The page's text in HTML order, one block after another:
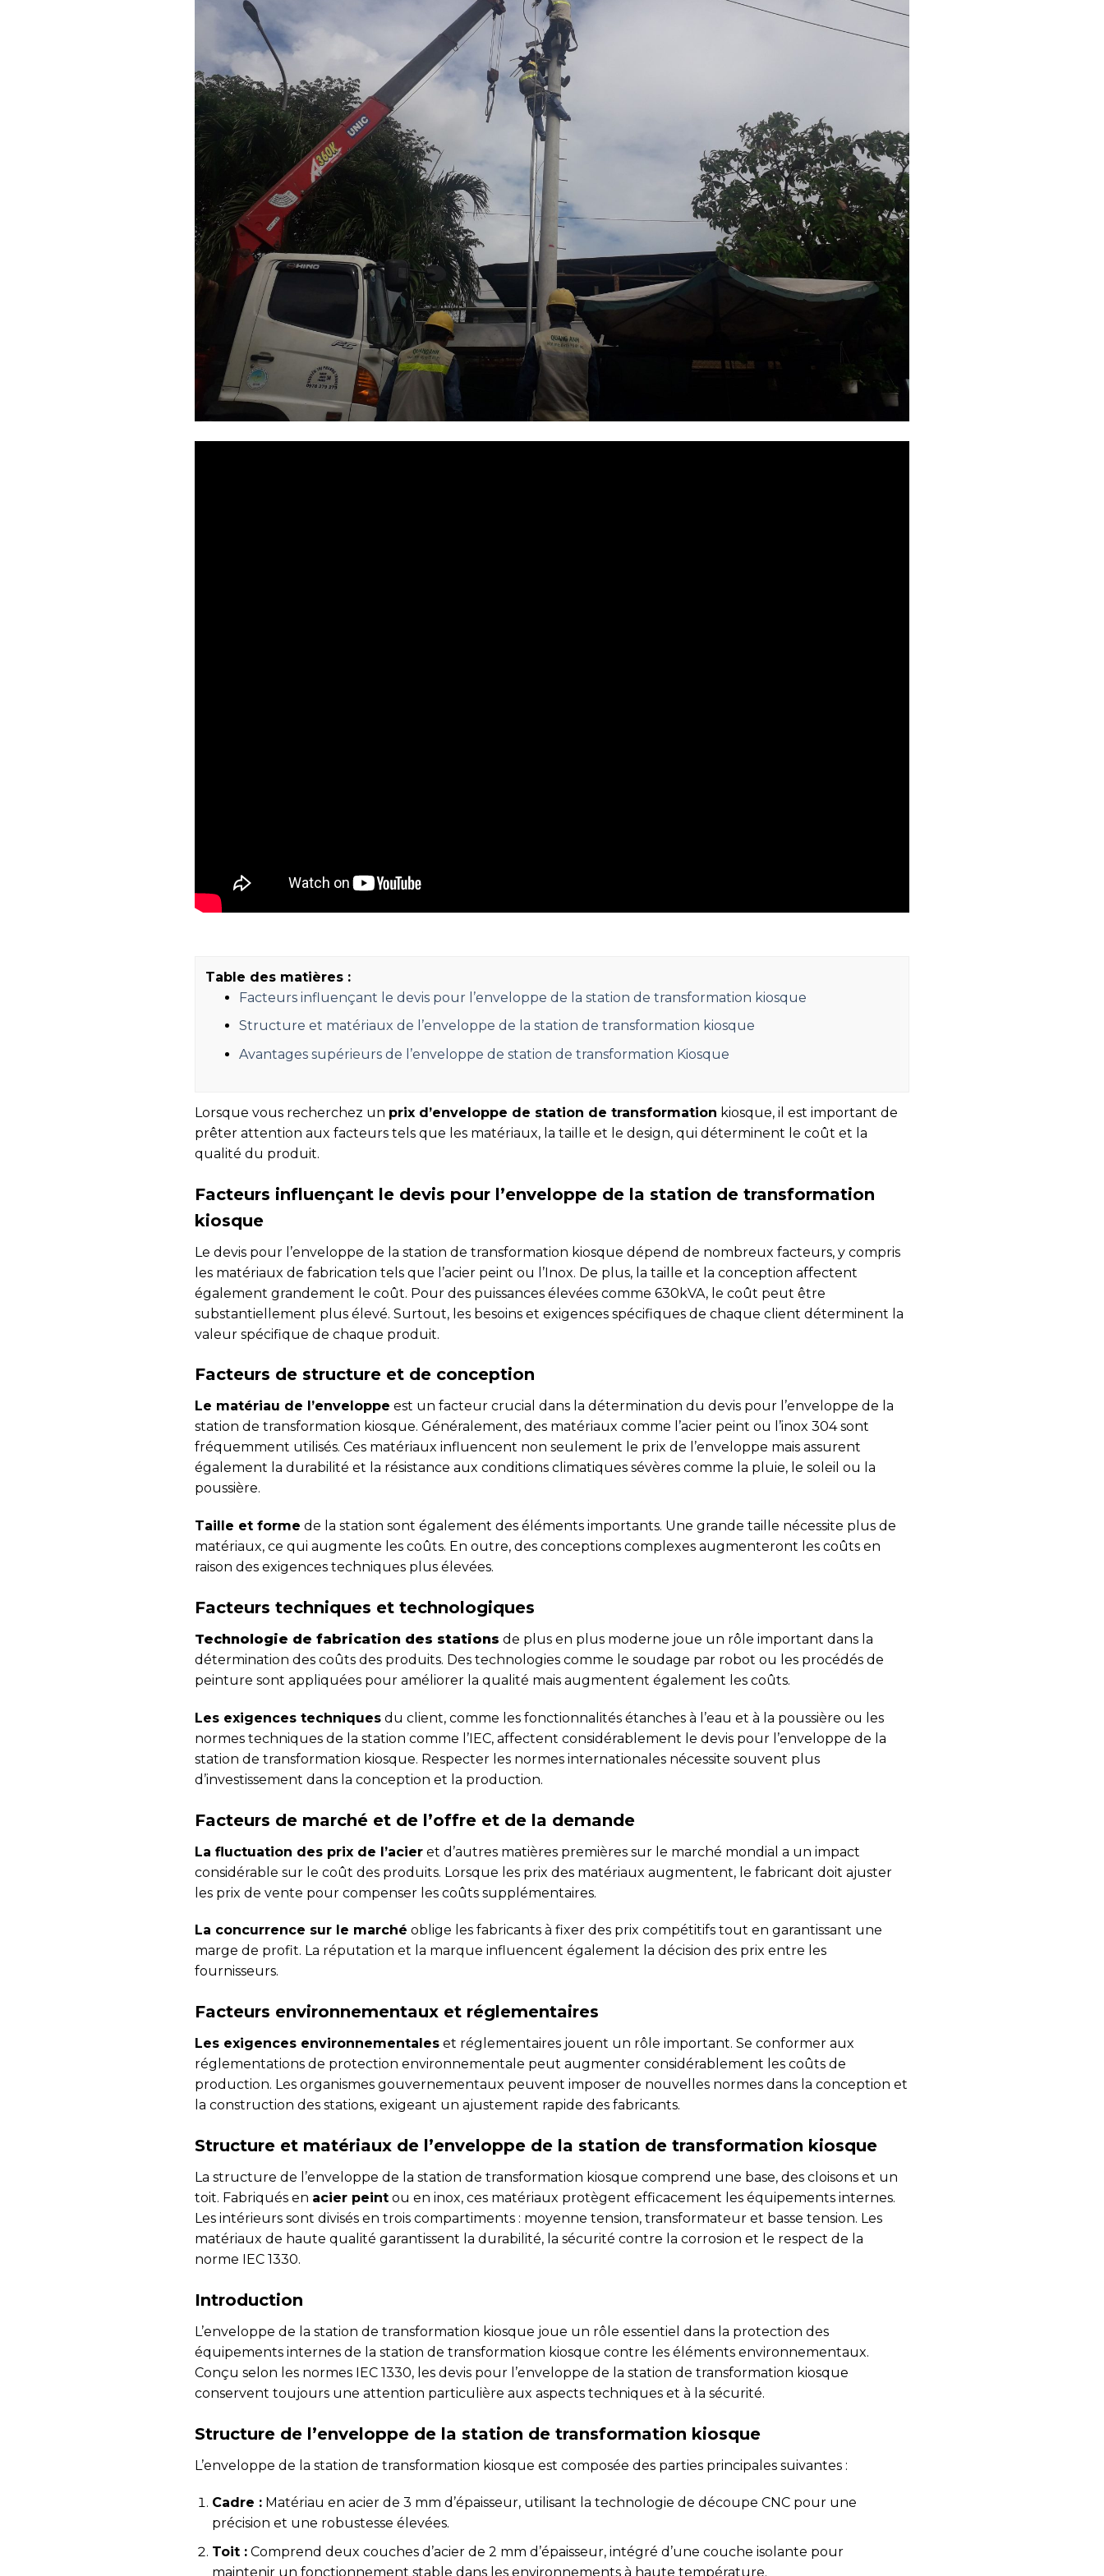
Table des matières :
Facteurs influençant le devis pour l’enveloppe de la station de transformation kiosque
Structure et matériaux de l’enveloppe de la station de transformation kiosque
Avantages supérieurs de l’enveloppe de station de transformation Kiosque
Lorsque vous recherchez un prix d’enveloppe de station de transformation kiosque, il est important de
prêter attention aux facteurs tels que les matériaux, la taille et le design, qui déterminent le coût et la
qualité du produit.
Facteurs influençant le devis pour l’enveloppe de la station de transformation
kiosque
Le devis pour l’enveloppe de la station de transformation kiosque dépend de nombreux facteurs, y compris
les matériaux de fabrication tels que l’acier peint ou l’Inox. De plus, la taille et la conception affectent
également grandement le coût. Pour des puissances élevées comme 630kVA, le coût peut être
substantiellement plus élevé. Surtout, les besoins et exigences spécifiques de chaque client déterminent la
valeur spécifique de chaque produit.
Facteurs de structure et de conception
Le matériau de l’enveloppe est un facteur crucial dans la détermination du devis pour l’enveloppe de la
station de transformation kiosque. Généralement, des matériaux comme l’acier peint ou l’inox 304 sont
fréquemment utilisés. Ces matériaux influencent non seulement le prix de l’enveloppe mais assurent
également la durabilité et la résistance aux conditions climatiques sévères comme la pluie, le soleil ou la
poussière.
Taille et forme de la station sont également des éléments importants. Une grande taille nécessite plus de
matériaux, ce qui augmente les coûts. En outre, des conceptions complexes augmenteront les coûts en
raison des exigences techniques plus élevées.
Facteurs techniques et technologiques
Technologie de fabrication des stations de plus en plus moderne joue un rôle important dans la
détermination des coûts des produits. Des technologies comme le soudage par robot ou les procédés de
peinture sont appliquées pour améliorer la qualité mais augmentent également les coûts.
Les exigences techniques du client, comme les fonctionnalités étanches à l’eau et à la poussière ou les
normes techniques de la station comme l’IEC, affectent considérablement le devis pour l’enveloppe de la
station de transformation kiosque. Respecter les normes internationales nécessite souvent plus
d’investissement dans la conception et la production.
Facteurs de marché et de l’offre et de la demande
La fluctuation des prix de l’acier et d’autres matières premières sur le marché mondial a un impact
considérable sur le coût des produits. Lorsque les prix des matériaux augmentent, le fabricant doit ajuster
les prix de vente pour compenser les coûts supplémentaires.
La concurrence sur le marché oblige les fabricants à fixer des prix compétitifs tout en garantissant une
marge de profit. La réputation et la marque influencent également la décision des prix entre les
fournisseurs.
Facteurs environnementaux et réglementaires
Les exigences environnementales et réglementaires jouent un rôle important. Se conformer aux
réglementations de protection environnementale peut augmenter considérablement les coûts de
production. Les organismes gouvernementaux peuvent imposer de nouvelles normes dans la conception et
la construction des stations, exigeant un ajustement rapide des fabricants.
Structure et matériaux de l’enveloppe de la station de transformation kiosque
La structure de l’enveloppe de la station de transformation kiosque comprend une base, des cloisons et un
toit. Fabriqués en acier peint ou en inox, ces matériaux protègent efficacement les équipements internes.
Les intérieurs sont divisés en trois compartiments : moyenne tension, transformateur et basse tension. Les
matériaux de haute qualité garantissent la durabilité, la sécurité contre la corrosion et le respect de la
norme IEC 1330.
Introduction
L’enveloppe de la station de transformation kiosque joue un rôle essentiel dans la protection des
équipements internes de la station de transformation kiosque contre les éléments environnementaux.
Conçu selon les normes IEC 1330, les devis pour l’enveloppe de la station de transformation kiosque
conservent toujours une attention particulière aux aspects techniques et à la sécurité.
Structure de l’enveloppe de la station de transformation kiosque
L’enveloppe de la station de transformation kiosque est composée des parties principales suivantes :
Cadre :Matériau en acier de 3 mm d’épaisseur, utilisant la technologie de découpe CNC pour une
précision et une robustesse élevées.
Toit :Comprend deux couches d’acier de 2 mm d’épaisseur, intégré d’une couche isolante pour
maintenir un fonctionnement stable dans les environnements à haute température.